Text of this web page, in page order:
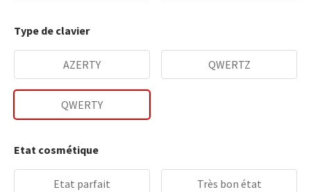
Type de clavier
AZERTY QWERTZ
QWERTY
Etat cosmétique
Etat parfait Très bon état